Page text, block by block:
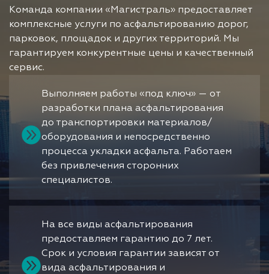
Команда компании «Магистраль» предоставляет
комплексные услуги по асфальтированию дорог,
парковок, площадок и других территорий. Мы
гарантируем конкурентные цены и качественный
сервис.
Выполняем работы «под ключ» — от
разработки плана асфальтирования
до транспортировки материалов/
оборудования и непосредственно
процесса укладки асфальта. Работаем
без привлечения сторонних
специалистов.
На все виды асфальтирования
предоставляем гарантию до 7 лет.
Срок и условия гарантии зависят от
вида асфальтирования и